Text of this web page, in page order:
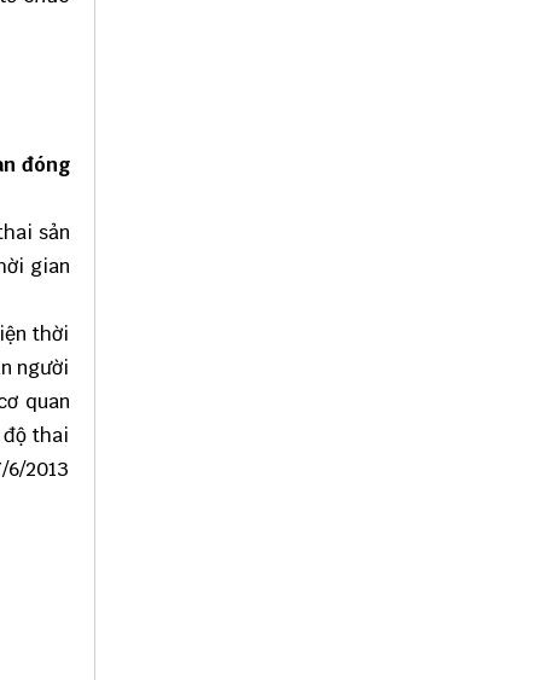
đóng
sản
gian
thời
người
quan
thai
2013